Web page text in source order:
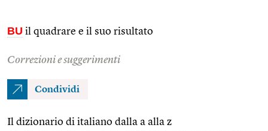
BU il quadrare e il suo risultato
Correzioni e suggerimenti
Condividi
Il dizionario di italiano dalla a alla z